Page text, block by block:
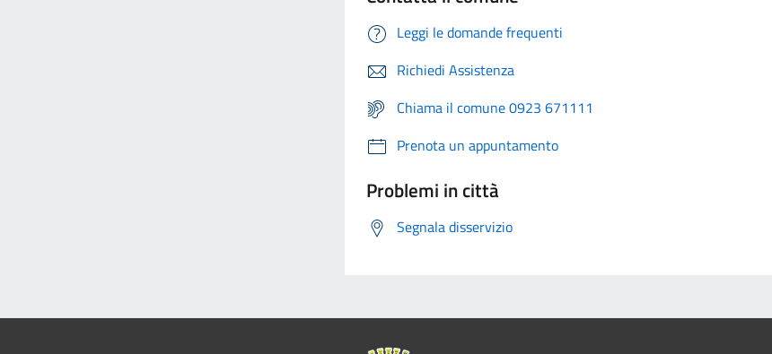
Leggi le domande frequenti
Richiedi Assistenza
Chiama il comune 0923 671111
Prenota un appuntamento
Problemi in città
Segnala disservizio